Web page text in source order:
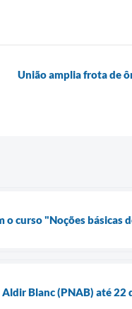
União amplia frota de
curso "Noções básicas
Blanc (PNAB) até 22